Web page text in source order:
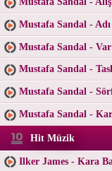
Mustafa Sandal -
Mustafa Sandal - Var
Mustafa Sandal -
Mustafa Sandal -
Mustafa Sandal -
Hit Müzik
Ilker James - Kara